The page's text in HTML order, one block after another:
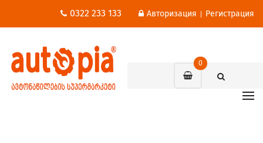
0322 233 133 Авторизация | Регистрация
0